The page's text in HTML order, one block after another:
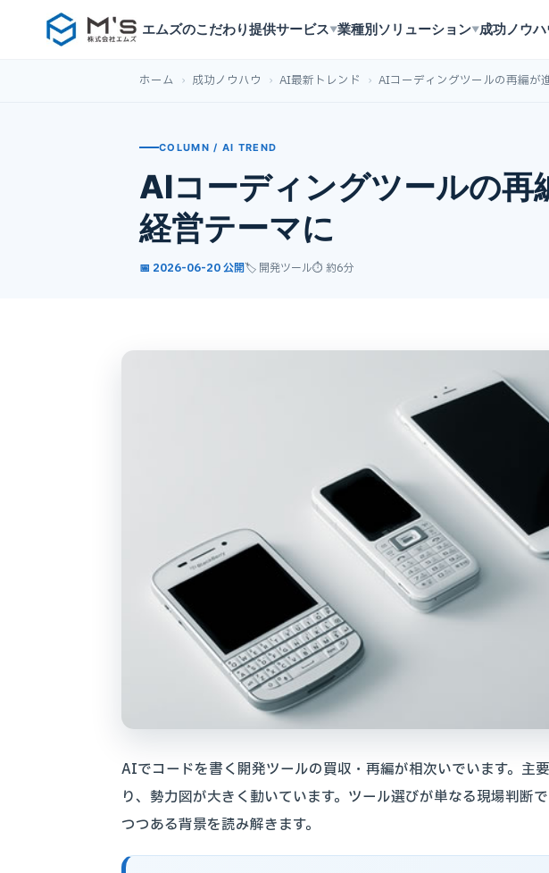
エムズのこだわり提供サービス▼業種別ソリューション▼成功ノウハ
ホーム › 成功ノウハウ › AI最新トレンド › AIコーディングツールの再編が
COLUMN / AI TREND
AIコーディングツールの再
経営テーマに
📅 2026-06-20 公開🏷️ 開発ツール⏱ 約6分
AIでコードを書く開発ツールの買収・再編が相次いでいます。主
り、勢力図が大きく動いています。ツール選びが単なる現場判断
つつある背景を読み解きます。